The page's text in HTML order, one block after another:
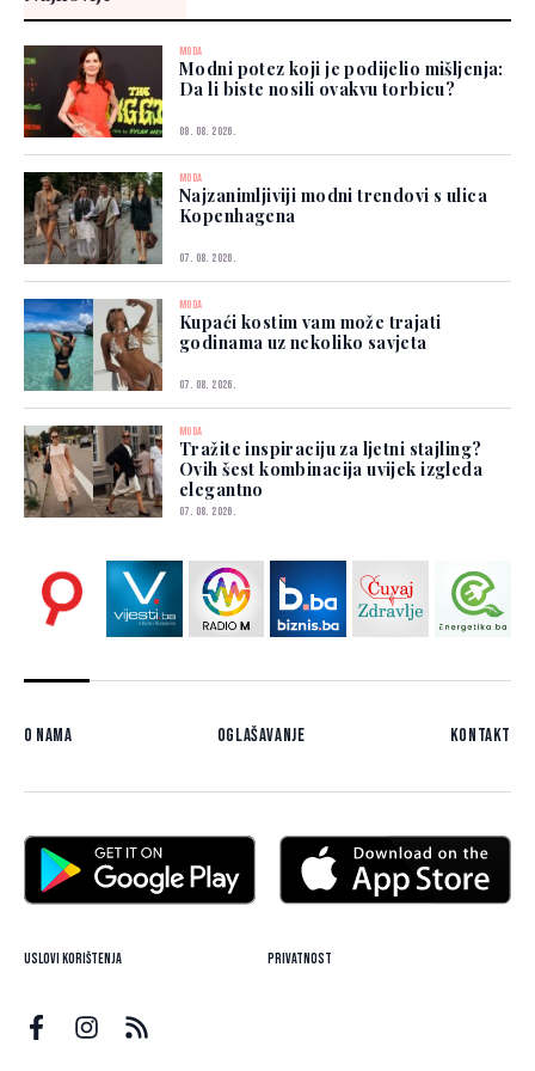
MODA
Modni potez koji je podijelio mišljenja:
Da li biste nosili ovakvu torbicu?
08. 08. 2026.
MODA
Najzanimljiviji modni trendovi s ulica
Kopenhagena
07. 08. 2026.
MODA
Kupaći kostim vam može trajati
godinama uz nekoliko savjeta
07. 08. 2026.
MODA
Tražite inspiraciju za ljetni stajling?
Ovih šest kombinacija uvijek izgleda
elegantno
07. 08. 2026.
O nama Oglašavanje Kontakt
Uslovi korištenja Privatnost